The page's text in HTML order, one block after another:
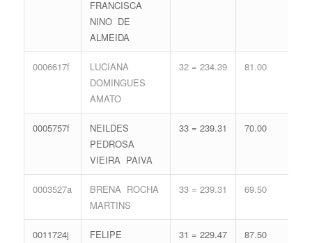
FRANCISCA
NINO DE
ALMEIDA
0006617f
LUCIANA
DOMINGUES
AMATO
32 = 234.39 81.00
0005757f
NEILDES
PEDROSA
VIEIRA PAIVA
33 = 239.31 70.00
0003527a
BRENA ROCHA
MARTINS
33 = 239.31 69.50
0011724j
FELIPE
31 = 229.47 87.50